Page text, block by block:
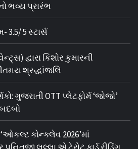
ભવ્ય પ્રારંભ
3.5/ 5 સ્ટાર્સ
દ્વારા કિશોર કુમારની
શ્રદ્ધાંજલિ
ગુજરાતી OTT પ્લેટફોર્મ ‘જોજો’
કોન્ક્લેવ 2026’માં